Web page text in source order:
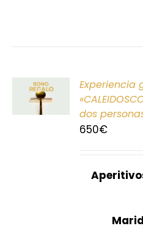
Experiencia
dos
650€